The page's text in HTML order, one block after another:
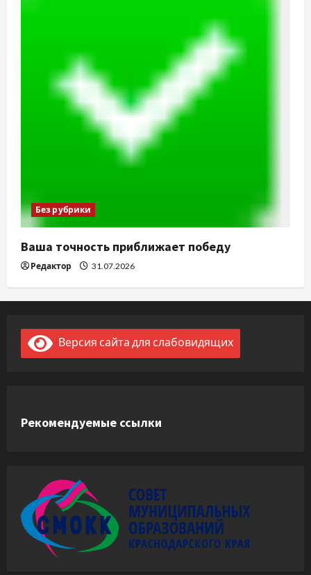
Без рубрики
Ваша точность приближает победу
Редактор 31.07.2026
Версия сайта для слабовидящих
Рекомендуемые ссылки